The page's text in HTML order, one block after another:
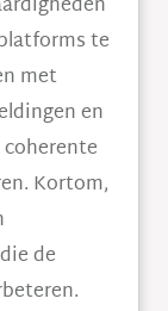
te
met
en
Kortom,
de